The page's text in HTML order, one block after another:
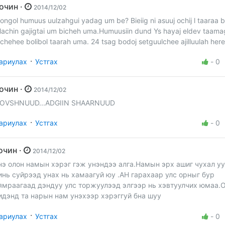
Зочин · 2014/12/02
humuus uulzahgui yadag um be? Bieiig ni asuuj ochij l taaraa
gajigtai um bicheh uma.Humuusiin dund Ys hayaj eldev
bolibol taarah uma. 24 tsag bodoj setguulchee ajilluulah
· Устгах - 0
Зочин · 2014/12/02
SHAARNUUD
· Устгах - 0
зочин · 2014/12/02
олон намын хэрэг гэж унэндээ алга.Намын эрх ашиг чухал
суйрээд унах нь хамаагуй юу .АН гарахаар улс орныг бур
дэндуу улс торжуулээд элгээр нь хэвтуулчих
та нарын нам унэхээр хэрэггуй бна шуу
· Устгах - 0